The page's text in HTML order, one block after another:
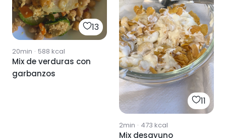
13
20min · 588 kcal
Mix de verduras con
garbanzos
11
2min · 473 kcal
Mix desayuno